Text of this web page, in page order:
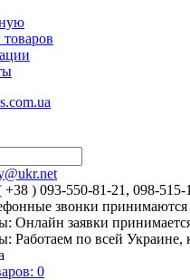
товаров
) 093-550-81-21, 098-515-
звонки
Онлайн заявки
Работаем по всей
0